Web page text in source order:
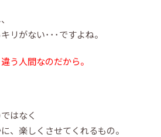
リがない･･･ですよね。
う人間なのだから。
はなく
、楽しくさせてくれるもの。